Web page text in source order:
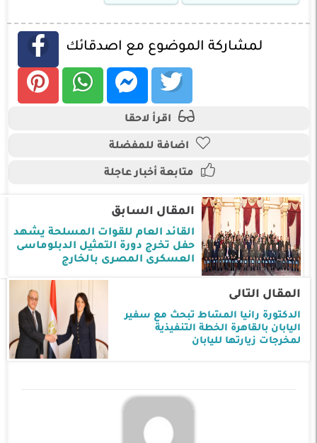
لمشاركة الموضوع مع اصدقائك
اقرأ لاحقا
اضافة للمفضلة
متابعة أخبار عاجلة
المقال السابق
القائد العام للقوات المسلحة يشهد
حفل تخرج دورة التمثيل الدبلوماسى
العسكرى المصرى بالخارج
المقال التالى
الدكتورة رانيا المشاط تبحث مع سفير
اليابان بالقاهرة الخطة التنفيذية
لمخرجات زيارتها لليابان